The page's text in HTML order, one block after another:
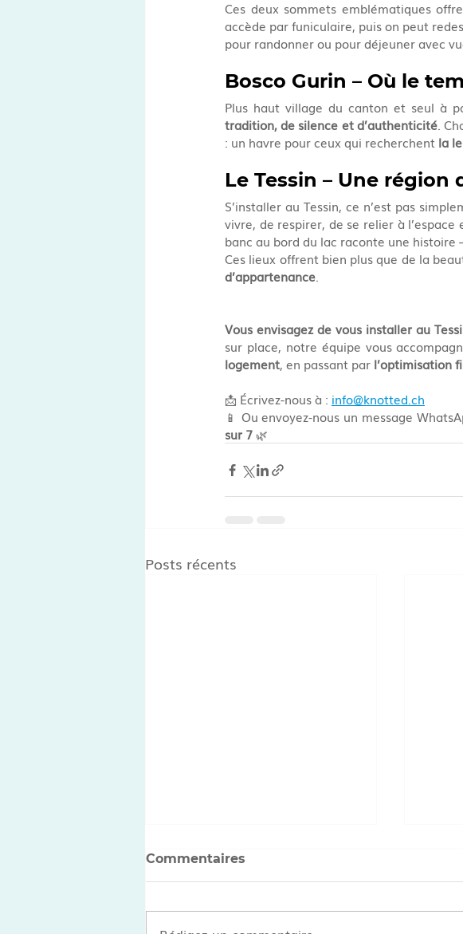
Ces deux sommets emblématiques
accède par funiculaire, puis on peut
pour randonner ou pour déjeuner avec
Bosco Gurin – Où le
Plus haut village du canton et seul à
tradition, de silence et d’authenticité.
: un havre pour ceux qui recherchent la
Le Tessin – Une
S’installer au Tessin, ce n’est pas
vivre, de respirer, de se relier à
banc au bord du lac raconte une
Ces lieux offrent bien plus que de la
d’appartenance
Vous envisagez de vous installer au
sur place, notre équipe vous
logement, en passant par l’optimisation
📩 Écrivez-nous à : info@knotted.ch
📱 Ou envoyez-nous un message
sur 7 🌿
Posts récents
Commentaires